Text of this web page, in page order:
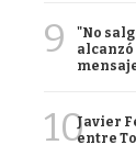
9
"No
alcanzó
10Javier
entre